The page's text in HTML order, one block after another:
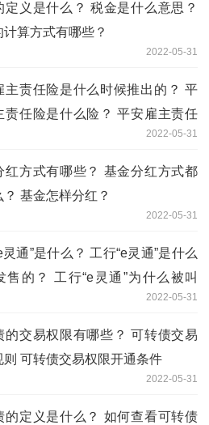
定义是什么？ 税金是什么意思？
计算方式有哪些？
2022-05-31
主责任险是什么时候推出的？ 平
责任险是什么险？ 平安雇主责任
2022-05-31
红方式有哪些？ 基金分红方式都
？ 基金怎样分红？
2022-05-31
灵通”是什么？ 工行“e灵通”是什么
售的？ 工行“e灵通”为什么被叫
2022-05-31
的交易权限有哪些？ 可转债交易
则 可转债交易权限开通条件
2022-05-31
的定义是什么？ 如何查看可转债